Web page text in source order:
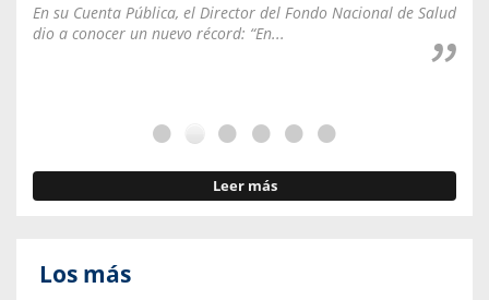
En su Cuenta Pública, el Director del Fondo Nacional de Salud
dio a conocer un nuevo récord: “En...
Leer más
Los más